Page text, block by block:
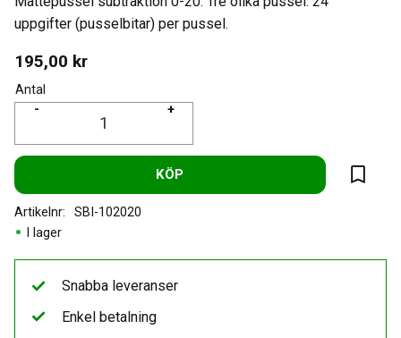
uppgifter (pusselbitar) per pussel.
195,00 kr
Antal
+
-
KÖP
Lägg
I lager
Artikelnr SBI-102020
Snabba leveranser
Enkel betalning